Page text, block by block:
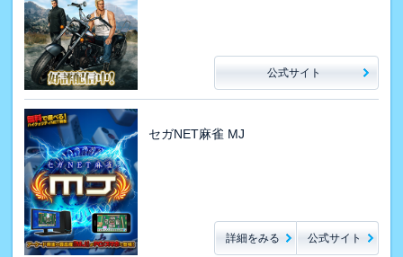
公式サイト
セガNET麻雀 MJ
詳細をみる 公式サイト